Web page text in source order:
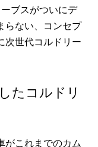
ブスがついにデ
らない、コンセプ
次世代コルドリー
たコルドリ
がこれまでのカム